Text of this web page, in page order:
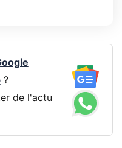
?
de l'actu